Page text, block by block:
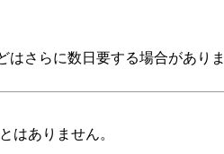
さらに数日要する場合がありま
はありません。